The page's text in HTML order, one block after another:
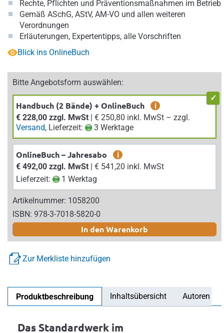
Rechte, Pflichten und Präventionsmaßnahmen im Betrieb
Gemäß ASchG, AStV, AM-VO und allen weiteren
Verordnungen
Erläuterungen, Expertentipps, alle Vorschriften
Blick ins OnlineBuch
Bitte Angebotsform auswählen:
Handbuch (2 Bände) + OnlineBuch
i
€ 228,00 zzgl. MwSt
| € 250,80 inkl. MwSt – zzgl.
Versand, Lieferzeit: 3 Werktage
OnlineBuch – Jahresabo
i
€ 492,00 zzgl. MwSt
| € 541,20 inkl. MwSt
Lieferzeit:
1 Werktag
Artikelnummer: 1058200
ISBN: 978-3-7018-5820-0
In den Warenkorb
Zur Merkliste hinzufügen
Produktbeschreibung Inhaltsübersicht Autoren
Das Standardwerk im